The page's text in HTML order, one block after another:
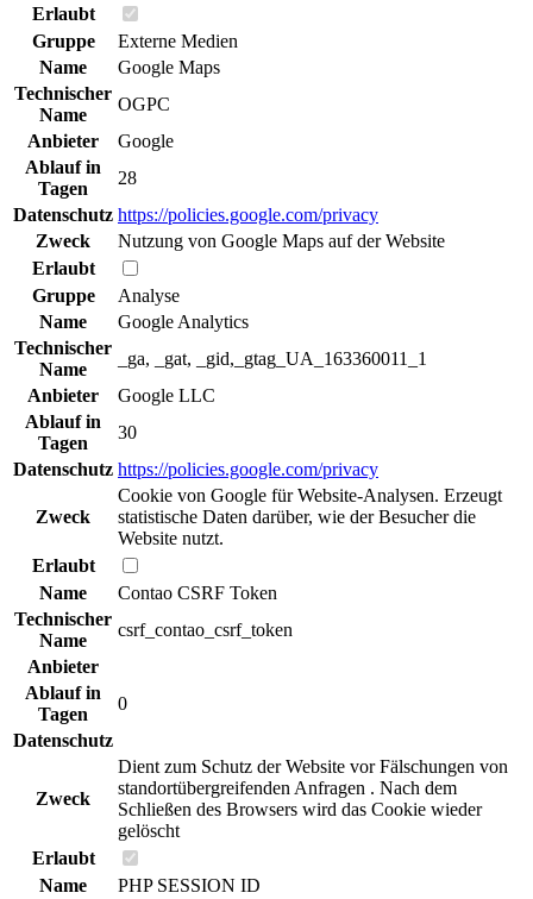
Erlaubt
Gruppe
Externe Medien
Name
Google Maps
Technischer
Name
OGPC
Anbieter
Google
Ablauf in
Tagen
28
Datenschutz https://policies.google.com/privacy
Zweck
Nutzung von Google Maps auf der Website
Erlaubt
Gruppe
Analyse
Name
Google Analytics
Technischer
Name
_ga, _gat, _gid,_gtag_UA_163360011_1
Anbieter
Google LLC
Ablauf in
Tagen
30
Datenschutz https://policies.google.com/privacy
Zweck
Cookie von Google für Website-Analysen. Erzeugt
statistische Daten darüber, wie der Besucher die
Website nutzt.
Erlaubt
Name
Contao CSRF Token
Technischer
Name
csrf_contao_csrf_token
Anbieter
Ablauf in
Tagen
0
Datenschutz
Zweck
Dient zum Schutz der Website vor Fälschungen von
standortübergreifenden Anfragen . Nach dem
Schließen des Browsers wird das Cookie wieder
gelöscht
Erlaubt
Name
PHP SESSION ID